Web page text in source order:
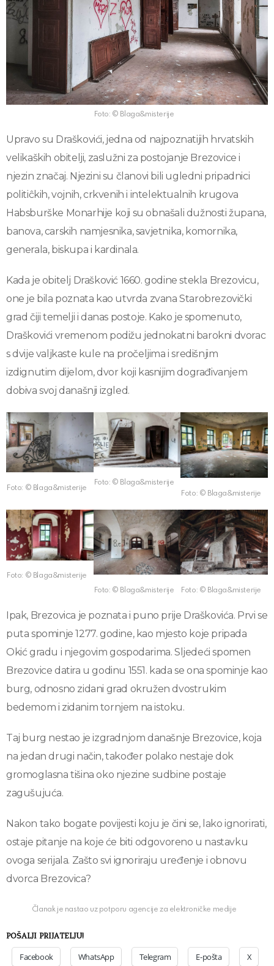
Foto: © Blaga&misterije
Upravo su Draškovići, jedna od najpoznatijih hrvatskih
velikaških obitelji, zaslužni za postojanje Brezovice i
njezin značaj. Njezini su članovi bili ugledni pripadnici
politiĉkih, vojnih, crkvenih i intelektualnih krugova
Habsburške Monarhije koji su obnašali dužnosti župana,
banova, carskih namjesnika, savjetnika, komornika,
generala, biskupa i kardinala.
Kada je obitelj Drašković 1660. godine stekla Brezovicu,
one je bila poznata kao utvrda zvana Starobrezovički
grad čiji temelji i danas postoje. Kako je spomenuto,
Draškovići vremenom podižu jednokatni barokni dvorac
s dvije valjkaste kule na pročeljima i središnjim
izdignutim dijelom, dvor koji kasnijim dograđivanjem
dobiva svoj današnji izgled.
Foto: © Blaga&misterije
Foto: © Blaga&misterije
Foto: © Blaga&misterije
Foto: © Blaga&misterije
Foto: © Blaga&misterije
Foto: © Blaga&misterije
Ipak, Brezovica je poznata i puno prije Draškovića. Prvi se
puta spominje 1277. godine, kao mjesto koje pripada
Okić gradu i njegovim gospodarima. Sljedeći spomen
Brezovice datira u godinu 1551. kada se ona spominje kao
burg, odnosno zidani grad okružen dvostrukim
bedemom i zidanim tornjem na istoku.
Taj burg nestao je izgradnjom današnje Brezovice, koja
na jedan drugi način, također polako nestaje dok
gromoglasna tišina oko njezine sudbine postaje
zagušujuća.
Nakon tako bogate povijesti koju je čini se, lako ignorirati,
ostaje pitanje na koje će biti odgovoreno u nastavku
ovoga serijala. Zašto svi ignoriraju uređenje i obnovu
dvorca Brezovica?
Članak je nastao uz potporu agencije za elektroničke medije
POŠALJI PRIJATELJU!
Facebook WhatsApp Telegram E-pošta X